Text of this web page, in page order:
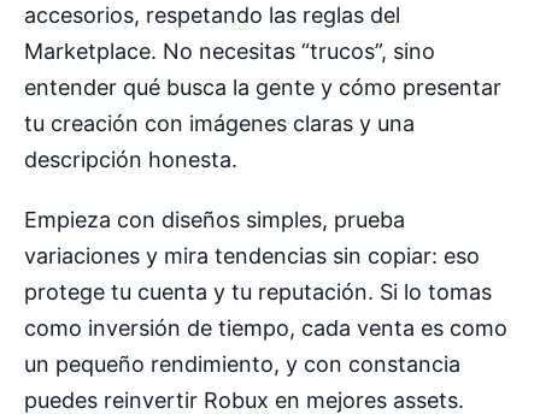
accesorios, respetando las reglas del
Marketplace. No necesitas “trucos”, sino
entender qué busca la gente y cómo presentar
tu creación con imágenes claras y una
descripción honesta.
Empieza con diseños simples, prueba
variaciones y mira tendencias sin copiar: eso
protege tu cuenta y tu reputación. Si lo tomas
como inversión de tiempo, cada venta es como
un pequeño rendimiento, y con constancia
puedes reinvertir Robux en mejores assets.